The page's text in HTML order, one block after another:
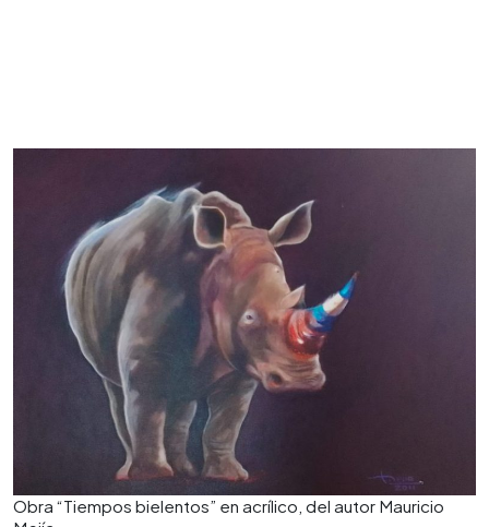
Obra “Tiempos bielentos” en acrílico, del autor Mauricio